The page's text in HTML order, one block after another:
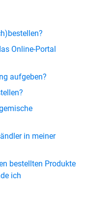
Online-Portal
aufgeben?
in meiner
bestellten Produkte
ich